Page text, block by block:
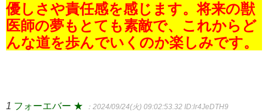
優しさや責任感を感じます。将来の獣
医師の夢もとても素敵で、これからど
んな道を歩んでいくのか楽しみです。
1 フォーエバー ★ ：2024/09/24(火) 09:02:53.32 ID:lr4JeDTH9